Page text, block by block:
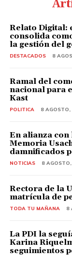
Relato Digital:
consolida
la gestión del
DESTACADOS 8
Ramal del
nacional para
Kast
POLITICA 8
En alianza
Memoria
damnificados
NOTICIAS 8
Rectora de la
matrícula de
TODA TU MAÑANA 8
La PDI la
Karina
seguimientos